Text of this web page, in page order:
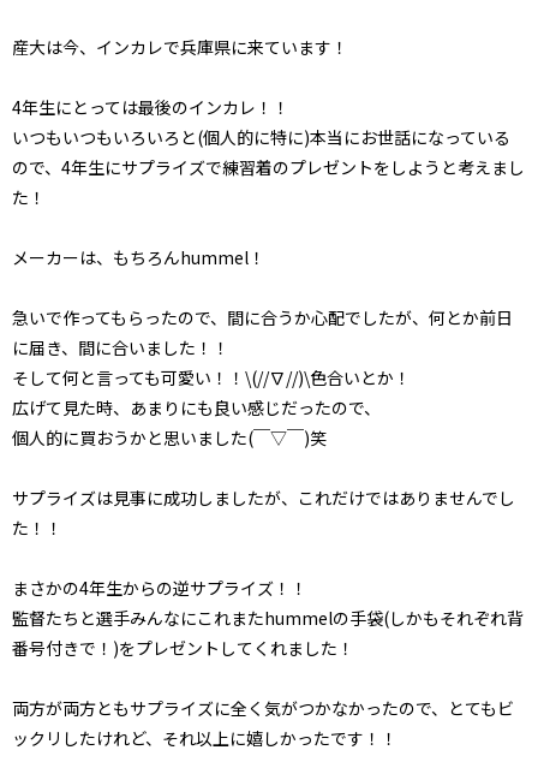
産大は今、インカレで兵庫県に来ています！
4年生にとっては最後のインカレ！！
いつもいつもいろいろと(個人的に特に)本当にお世話になっている
ので、4年生にサプライズで練習着のプレゼントをしようと考えまし
た！
メーカーは、もちろんhummel！
急いで作ってもらったので、間に合うか心配でしたが、何とか前日
に届き、間に合いました！！
そして何と言っても可愛い！！\(//∇//)\色合いとか！
広げて見た時、あまりにも良い感じだったので、
個人的に買おうかと思いました(￣▽￣)笑
サプライズは見事に成功しましたが、これだけではありませんでし
た！！
まさかの4年生からの逆サプライズ！！
監督たちと選手みんなにこれまたhummelの手袋(しかもそれぞれ背
番号付きで！)をプレゼントしてくれました！
両方が両方ともサプライズに全く気がつかなかったので、とてもビ
ックリしたけれど、それ以上に嬉しかったです！！